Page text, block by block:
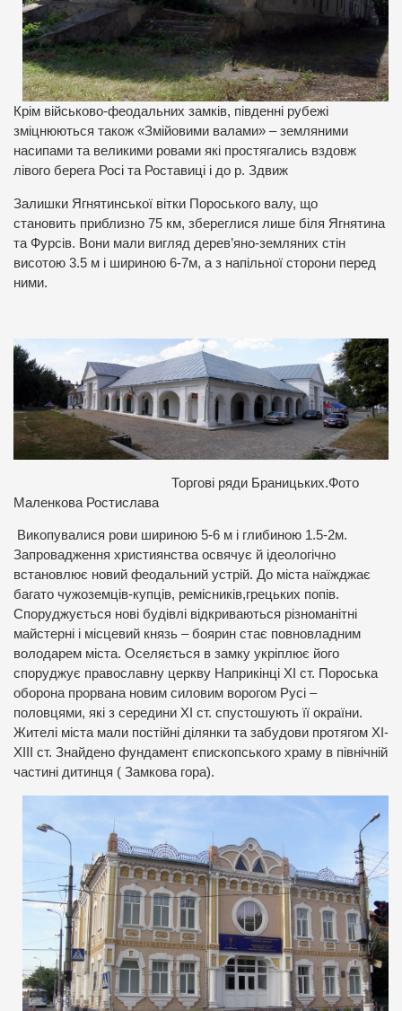
Крім військово-феодальних замків, південні рубежі
зміцнюються також «Змійовими валами» – земляними
насипами та великими ровами які простягались вздовж
лівого берега Росі та Роставиці і до р. Здвиж
Залишки Ягнятинської вітки Пороського валу, що
становить приблизно 75 км, збереглися лише біля Ягнятина
та Фурсів. Вони мали вигляд дерев’яно-земляних стін
висотою 3.5 м і шириною 6-7м, а з напільної сторони перед
ними.
Торгові ряди Браницьких.Фото
Маленкова Ростислава
Викопувалися рови шириною 5-6 м і глибиною 1.5-2м.
Запровадження християнства освячує й ідеологічно
встановлює новий феодальний устрій. До міста наїжджає
багато чужоземців-купців, ремісників,грецьких попів.
Споруджується нові будівлі відкриваються різноманітні
майстерні і місцевий князь – боярин стає повновладним
володарем міста. Оселяється в замку укріплює його
споруджує православну церкву Наприкінці ХI ст. Пороська
оборона прорвана новим силовим ворогом Русі –
половцями, які з середини ХI ст. спустошують її окраїни.
Жителі міста мали постійні ділянки та забудови протягом ХI-
XIII ст. Знайдено фундамент єпископського храму в північній
частині дитинця ( Замкова гора).